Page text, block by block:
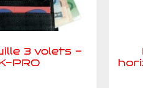
3 volets -
PRO